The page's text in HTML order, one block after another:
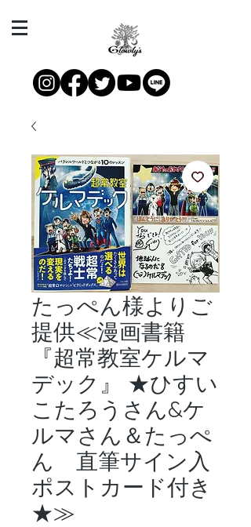
たっぺん様よりご
提供≪漫画書籍
『超常教室ケルマ
デック』 ★ひすい
こたろうさん&ケ
ルマさん＆たっぺ
ん 直筆サイン入
ポストカード付き
★≫